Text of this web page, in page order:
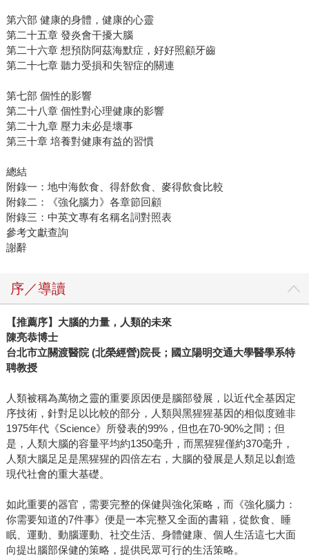
第六部 健康的身體，健康的心靈
第二十五章 發炎會干擾大腦
第二十六章 想預防阿茲海默症，好好照顧牙齒
第二十七章 聽力受損和失智症的關連
第七部 個性的影響
第二十八章 個性對心理健康的影響
第二十九章 壓力未必是壞事
第三十章 培養對健康有益的習慣
總結
附錄一：地中海飲食、得舒飲食、麥得飲食比較
附錄二：《強化腦力》各章節回顧
附錄三：中英文專有名稱名詞對照表
參考文獻查詢
謝辭
序／導讀
【推薦序】大腦的力量，人類的未來
陳亮恭博士
台北市立關渡醫院 (北榮經營)院長；國立陽明交通大學醫學系特
聘教授
人類被稱為萬物之靈的重要原因便是腦部發展，以近代全基因定
序技術，針對足以比較的部分，人類與黑猩猩基因的相似度雖非
1975年代《Science》所發表的99%，但也在70-90%之間；但
是，人類大腦的容量平均約1350毫升，而黑猩猩僅約370毫升，
人類大腦足足是黑猩猩的四倍左右，大腦的發展是人類足以創造
現代社會的重大基礎。
如此重要的器官，需要完整的保健與強化策略，而《強化腦力：
你需要知道的7件事》便是一本完整又全面的書籍，從飲食、睡
眠、運動、動腦運動、社交生活、身體健康、個人生活這七大面
向提出腦部保健的策略，提供民眾可行的生活策略。